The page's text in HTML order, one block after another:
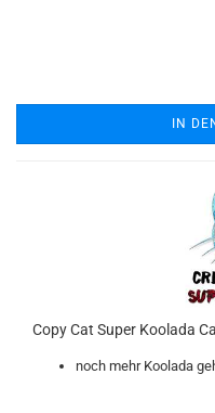
IN
Copy Cat Super Koolada
noch mehr Koolada